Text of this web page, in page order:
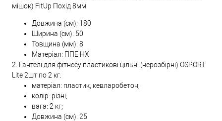
мішок) FitUp Похід 8мм
Довжина (см): 180
Ширина (см): 50
Товщина (мм): 8
Матеріал: ППЕ НХ
2. Гантелі для фітнесу пластикові цільні (нерозбірні) OSPORT
Lite 2шт по 2 кг.
матеріал: пластик, кевларобетон;
колір: різні;
вага: 2 кг;
Довжина (см): 25